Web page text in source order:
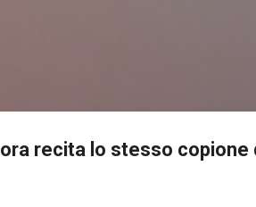
recita lo stesso copione